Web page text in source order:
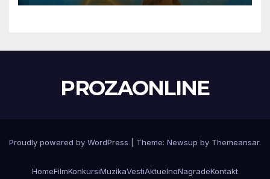
PROZAONLINE
Proudly powered by WordPress Theme: Newsup by Themeansar.
HomeFilmKonkursiMuzikaVestiAktuelnoNagradeKontakt